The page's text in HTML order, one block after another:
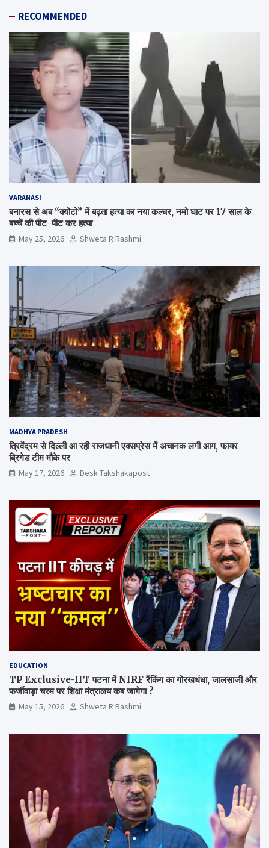
RECOMMENDED
VARANASI
बनारस से अब “क्योटो” में बढ़ता हत्या का नया कल्चर, नमो घाट पर 17 साल के
बच्चें की पीट-पीट कर हत्या
May 25, 2026 Shweta R Rashmi
MADHYA PRADESH
त्रिवेंद्रम से दिल्ली आ रही राजधानी एक्सप्रेस में अचानक लगी आग, फायर
ब्रिगेड टीम मौके पर
May 17, 2026 Desk Takshakapost
EDUCATION
TP Exclusive-IIT पटना में NIRF रैंकिंग का गोरखधंधा, जालसाजी और
फर्जीवाड़ा चरम पर शिक्षा मंत्रालय कब जागेगा ?
May 15, 2026 Shweta R Rashmi